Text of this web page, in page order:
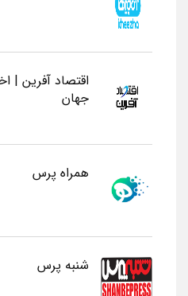
اقتصاد آفرین |
جهان
همراه پرس
شنبه پرس